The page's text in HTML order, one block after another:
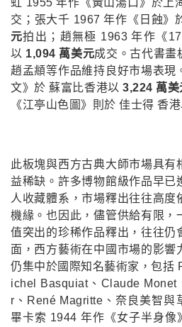
交；張大千 1967 年作《日蝕》
元拍出；趙無極 1963 年作《
以 1,094 萬美元成交。古代書畫
趙孟頫等作品維持良好市場表現
文》於 蘇富比香港以3,224 萬美
《江亭山色圖》則於 佳士得 香港
此板塊與西方古典大師市場具有
益稀缺。許多博物館級作品早已
人收藏體系，市場釋出往往高度
機緣。也因此，儘管供給有限，
值突出的珍稀作品釋出，往往仍
面，西方藝術在中國市場的影響
仍集中於國際知名藝術家，包括
ichel Basquiat、Claude Monet
r、René Magritte、奈良美智與
畢卡索 1944 年作《女子半身像